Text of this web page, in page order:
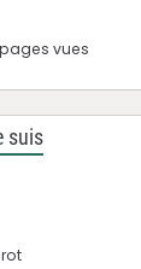
pages vues
suis